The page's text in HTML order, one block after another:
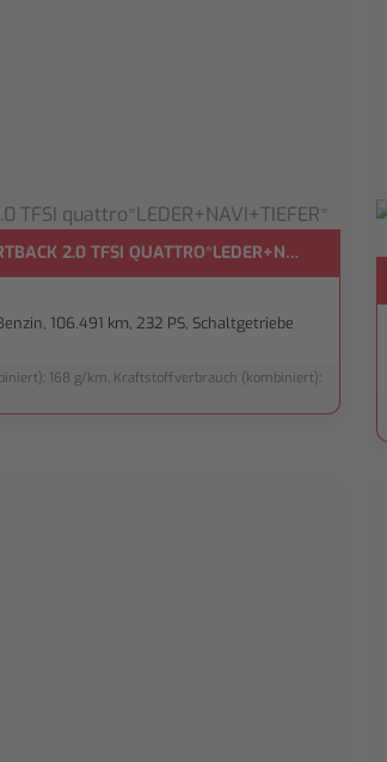
2.0 TFSI QUATTRO*LEDER+NAVI+TIEFER*
106.491 km, 232 PS, Schaltgetriebe
168 g/km, Kraftstoffverbrauch (kombiniert):